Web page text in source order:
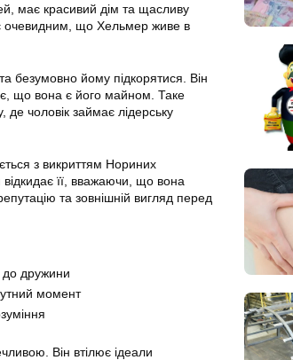
має красивий дім та щасливу
очевидним, що Хельмер живе в
безумовно йому підкорятися. Він
що вона є його майном. Таке
чоловік займає лідерську
з викриттям Нориних
її, вважаючи, що вона
та зовнішній вигляд перед
до дружини
момент
Він втілює ідеали